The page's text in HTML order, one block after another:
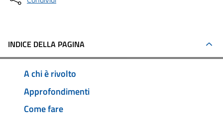
INDICE DELLA PAGINA
A chi è rivolto
Approfondimenti
Come fare